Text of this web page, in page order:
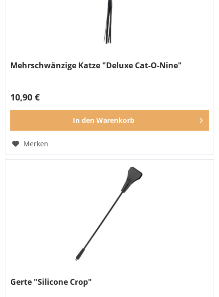
Mehrschwänzige Katze "Deluxe Cat-O-Nine"
10,90 €
In den Warenkorb
Merken
Gerte "Silicone Crop"